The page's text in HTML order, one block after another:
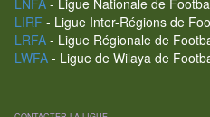
LNFA- Ligue Nationale de
LIRF - Ligue Inter-Régions de
LRFA- Ligue Régionale de
LWFA- Ligue de Wilaya de